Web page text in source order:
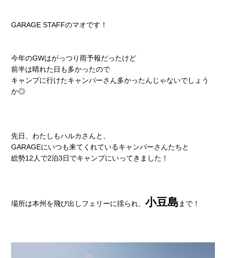
GARAGE STAFFのマオです！
今年のGWはがっつり雨予報だったけど
前半は晴れた日も多かったので
キャンプに行けたキャンパーさん多かったんじゃないでしょう
か◎
先日、わたしもハルカさんと、
GARAGEにいつも来てくれているキャンパーさんたちと
総勢12人で2泊3日でキャンプにいってきました！
場所は本州を飛び出しフェリーに揺られ、 小豆島 まで！